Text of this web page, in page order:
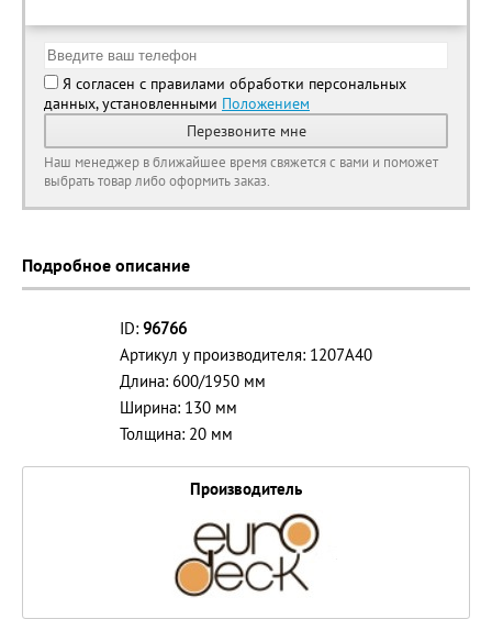
Я согласен с правилами обработки персональных
данных, установленными Положением
Перезвоните мне
Наш менеджер в ближайшее время свяжется с вами и поможет
выбрать товар либо оформить заказ.
Подробное описание
ID: 96766
Артикул у производителя: 1207A40
Длина: 600/1950 мм
Ширина: 130 мм
Толщина: 20 мм
Производитель